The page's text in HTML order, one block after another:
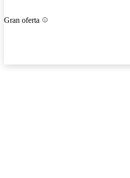
Gran oferta